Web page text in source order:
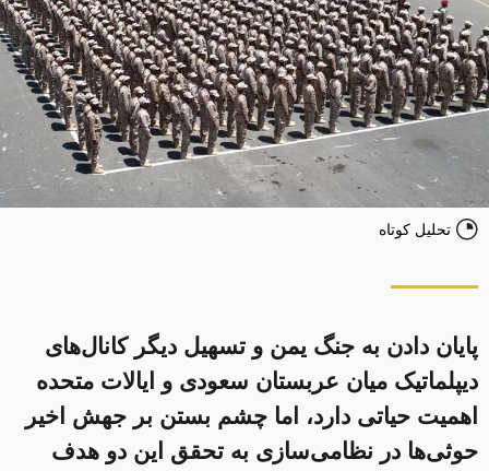
تحلیل کوتاه
پایان دادن به جنگ یمن و تسهیل دیگر کانال‌های
دیپلماتیک میان عربستان سعودی و ایالات متحده
اهمیت حیاتی دارد، اما چشم بستن بر جهش اخیر
حوثی‌ها در نظامی‌سازی به تحقق این دو هدف